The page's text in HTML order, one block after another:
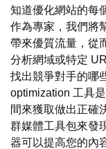
知道優化網站的每
作為專家，我們將
帶來優質流量，從
分析網域或特定
找出競爭對手的哪
optimization 工具
間來獲取做出正確
群媒體工具包來發
器可以提高您的內